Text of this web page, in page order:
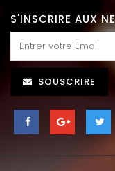
S'INSCRIRE AUX
SOUSCRIRE